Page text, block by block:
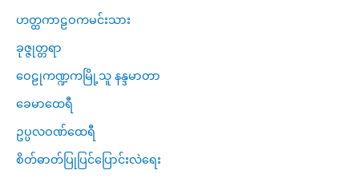
ဟတ္ထကာဠဝကမင်းသား
ခုဇ္ဇုတ္တရာ
ဝေဠုကဏ္ဍကမြို့သူ နန္ဒမာတာ
ခေမာထေရီ
ဥပ္ပလဝဏ်ထေရီ
စိတ်ဓာတ်ပြုပြင်ပြောင်းလဲရေး